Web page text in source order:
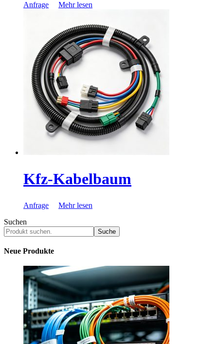
Anfrage Mehr lesen
Kfz-Kabelbaum
Anfrage
Mehr lesen
Suchen
Suche
Neue Produkte